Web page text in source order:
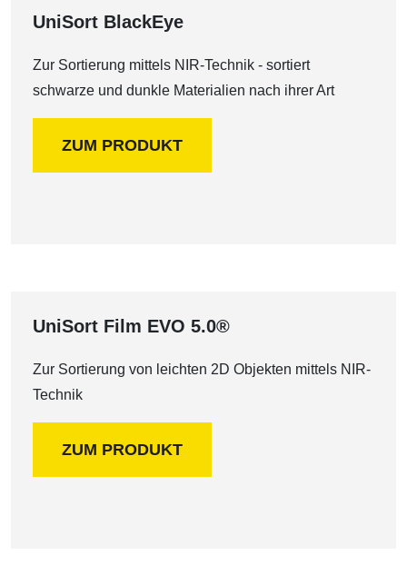
UniSort BlackEye
Zur Sortierung mittels NIR-Technik - sortiert
schwarze und dunkle Materialien nach ihrer Art
ZUM PRODUKT
UniSort Film EVO 5.0®
Zur Sortierung von leichten 2D Objekten mittels NIR-
Technik
ZUM PRODUKT